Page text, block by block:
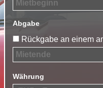
Abgabe
Rückgabe an einem
Währung